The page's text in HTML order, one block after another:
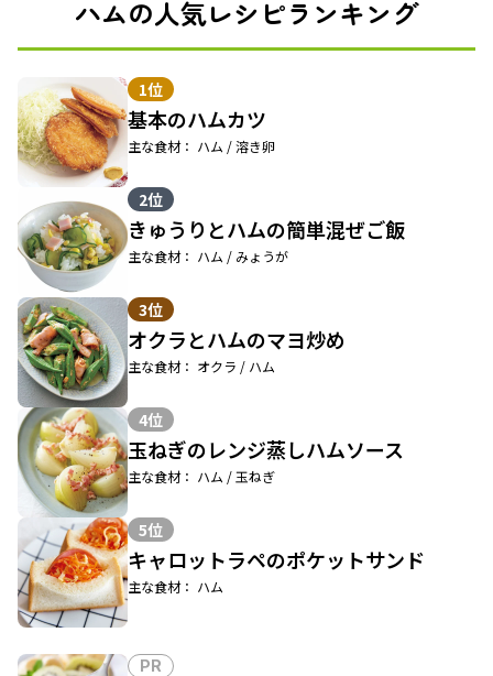
ハムの人気レシピランキング
1位
基本のハムカツ
主な食材： ハム / 溶き卵
2位
きゅうりとハムの簡単混ぜご飯
主な食材： ハム / みょうが
3位
オクラとハムのマヨ炒め
主な食材： オクラ / ハム
4位
玉ねぎのレンジ蒸しハムソース
主な食材： ハム / 玉ねぎ
5位
キャロットラペのポケットサンド
主な食材： ハム
PR